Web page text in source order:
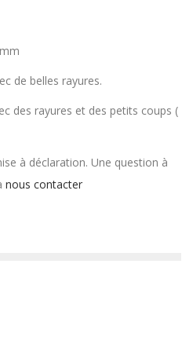
de belles rayures.
des rayures et des petits coups (
à déclaration. Une question à
nous contacter